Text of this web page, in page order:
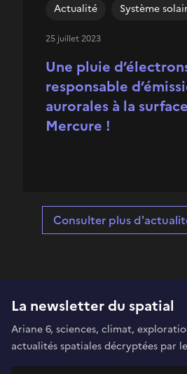
Une pluie
responsable
aurorales à la
Mercure !
Actualité Système
25 juillet 2023
Consulter plus
La newsletter du spatial
Ariane 6, sciences, climat,
actualités spatiales décryptées par